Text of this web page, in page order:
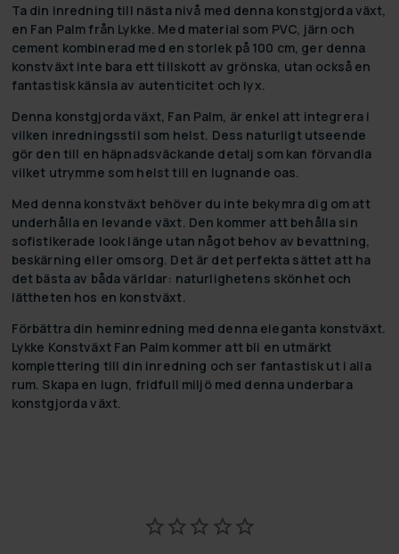
Ta din inredning till nästa nivå med denna konstgjorda växt,
en Fan Palm från Lykke. Med material som PVC, järn och
cement kombinerad med en storlek på 100 cm, ger denna
konstväxt inte bara ett tillskott av grönska, utan också en
fantastisk känsla av autenticitet och lyx.
Denna konstgjorda växt, Fan Palm, är enkel att integrera i
vilken inredningsstil som helst. Dess naturligt utseende
gör den till en häpnadsväckande detalj som kan förvandla
vilket utrymme som helst till en lugnande oas.
Med denna konstväxt behöver du inte bekymra dig om att
underhålla en levande växt. Den kommer att behålla sin
sofistikerade look länge utan något behov av bevattning,
beskärning eller omsorg. Det är det perfekta sättet att ha
det bästa av båda världar: naturlighetens skönhet och
lättheten hos en konstväxt.
Förbättra din heminredning med denna eleganta konstväxt.
Lykke Konstväxt Fan Palm kommer att bli en utmärkt
komplettering till din inredning och ser fantastisk ut i alla
rum. Skapa en lugn, fridfull miljö med denna underbara
konstgjorda växt.